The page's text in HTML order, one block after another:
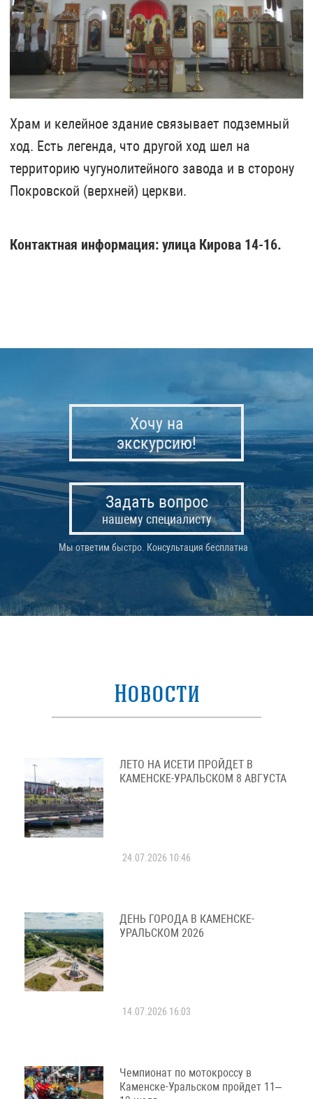
Храм и келейное здание связывает подземный
ход. Есть легенда, что другой ход шел на
территорию чугунолитейного завода и в сторону
Покровской (верхней) церкви.
Контактная информация: улица Кирова 14-16.
Хочу на
экскурсию!
Задать вопрос
нашему специалисту
Мы ответим быстро. Консультация бесплатна
Новости
ЛЕТО НА ИСЕТИ ПРОЙДЕТ В
КАМЕНСКЕ-УРАЛЬСКОМ 8 АВГУСТА
24.07.2026 10:46
ДЕНЬ ГОРОДА В КАМЕНСКЕ-
УРАЛЬСКОМ 2026
14.07.2026 16:03
Чемпионат по мотокроссу в
Каменске-Уральском пройдет 11–